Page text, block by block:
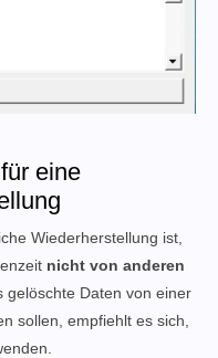
eine
Wiederherstellung ist,
nicht von anderen
gelöschte Daten von einer
sollen, empfiehlt es sich,